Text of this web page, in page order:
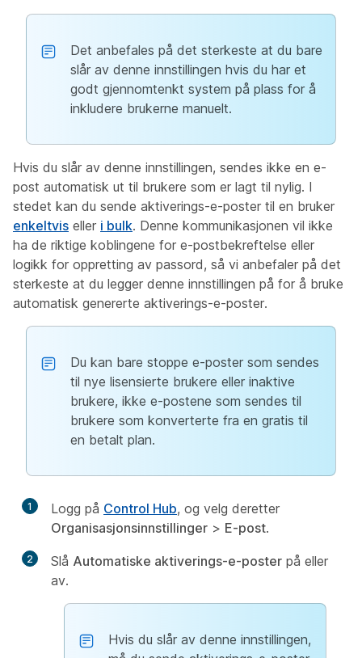
Det anbefales på det sterkeste at du bare
slår av denne innstillingen hvis du har et
godt gjennomtenkt system på plass for å
inkludere brukerne manuelt.
Hvis du slår av denne innstillingen, sendes ikke en e-
post automatisk ut til brukere som er lagt til nylig. I
stedet kan du sende aktiverings-e-poster til en bruker
enkeltvis eller i bulk. Denne kommunikasjonen vil ikke
ha de riktige koblingene for e-postbekreftelse eller
logikk for oppretting av passord, så vi anbefaler på det
sterkeste at du legger denne innstillingen på for å bruke
automatisk genererte aktiverings-e-poster.
Du kan bare stoppe e-poster som sendes
til nye lisensierte brukere eller inaktive
brukere, ikke e-postene som sendes til
brukere som konverterte fra en gratis til
en betalt plan.
1 Logg på Control Hub, og velg deretter
Organisasjonsinnstillinger > E-post.
2 Slå Automatiske aktiverings-e-poster på eller
av.
Hvis du slår av denne innstillingen,